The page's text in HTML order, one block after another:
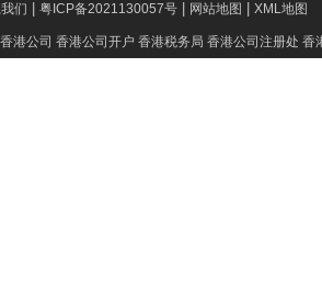
们 粤ICP备2021130057号 网站地图 XML地图
港公司 香港公司开户 香港税务局 香港公司注册处 香